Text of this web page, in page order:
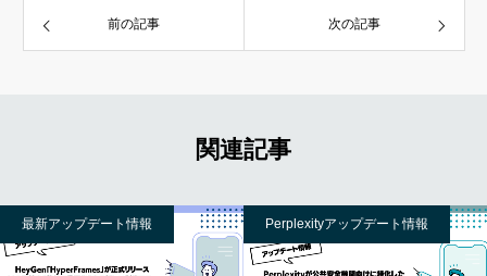
前の記事 次の記事
関連記事
最新アップデート情報 Perplexityアップデート情報